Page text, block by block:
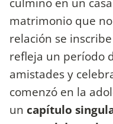
matrimonio que
relación se
refleja un período
amistades y
comenzó en la
un capítulo